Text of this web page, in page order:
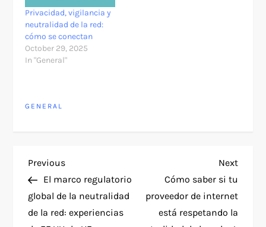
Privacidad, vigilancia y
neutralidad de la red:
cómo se conectan
October 29, 2025
In "General"
GENERAL
P
o
Previous
Post
Previous
El marco regulatorio
global de la neutralidad
de la red: experiencias
Next
Next
Cómo saber si tu
proveedor de internet
está respetando la